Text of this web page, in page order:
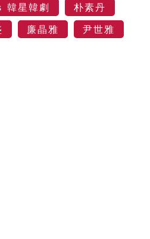
星韓劇
朴素丹
廉晶雅 尹世雅